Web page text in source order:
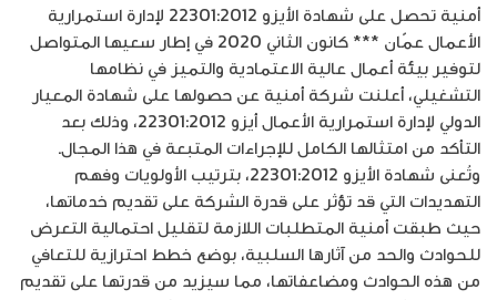
أمنية تحصل على شهادة الأيزو 22301:2012 لإدارة استمرارية
الأعمال عمّان *** كانون الثاني 2020 في إطار سعيها المتواصل
لتوفير بيئة أعمال عالية الاعتمادية والتميز في نظامها
التشغيلي، أعلنت شركة أمنية عن حصولها على شهادة المعيار
الدولي لإدارة استمرارية الأعمال أيزو 22301:2012، وذلك بعد
التأكد من امتثالها الكامل للإجراءات المتبعة في هذا المجال.
وتُعنى شهادة الأيزو 22301:2012، بترتيب الأولويات وفهم
التهديدات التي قد تؤثر على قدرة الشركة على تقديم خدماتها،
حيث طبقت أمنية المتطلبات اللازمة لتقليل احتمالية التعرض
للحوادث والحد من آثارها السلبية، بوضع خطط احترازية للتعافي
من هذه الحوادث ومضاعفاتها، مما سيزيد من قدرتها على تقديم